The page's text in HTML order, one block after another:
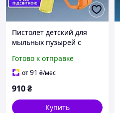
Пистолет детский для
мыльных пузырей с
отверстий, генератор
пузырей на
Готово к отправке
от91 ₴/мес
910₴
Купить